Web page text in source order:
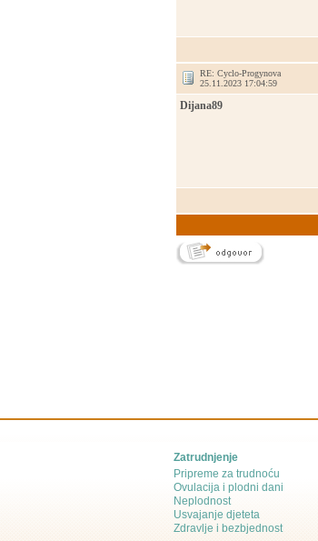
RE: Cyclo-Progynova
25.11.2023 17:04:59
Dijana89
Zatrudnjenje
Pripreme za trudnoću
Ovulacija i plodni dani
Neplodnost
Usvajanje djeteta
Zdravlje i bezbjednost